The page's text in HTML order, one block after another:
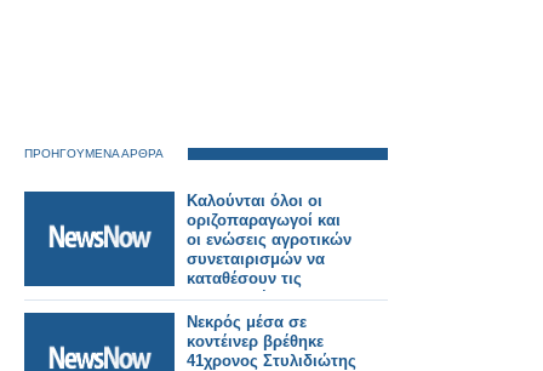
ΠΡΟΗΓΟΥΜΕΝΑ ΑΡΘΡΑ
Καλούνται όλοι οι
οριζοπαραγωγοί και
οι ενώσεις αγροτικών
συνεταιρισμών να
καταθέσουν τις
προσφορές τους
Νεκρός μέσα σε
κοντέινερ βρέθηκε
41χρονος Στυλιδιώτης